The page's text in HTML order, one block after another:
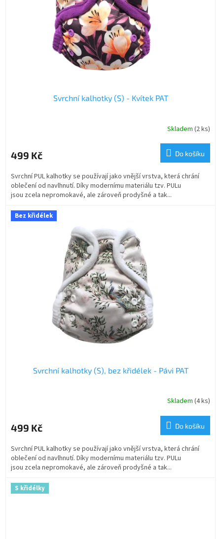
Svrchní kalhotky (S) - Kvítek PAT
Skladem (2 ks)
499 Kč Do košíku
Svrchní PUL kalhotky se používají jako vnější vrstva, která chrání
oblečení od navlhnutí. Díky modernímu materiálu tzv. PULu
jsou zcela nepromokavé, ale zároveň prodyšné a tak...
Bez křidélek
Svrchní kalhotky (S), bez křidélek - Pávi PAT
Skladem (4 ks)
499 Kč Do košíku
Svrchní PUL kalhotky se používají jako vnější vrstva, která chrání
oblečení od navlhnutí. Díky modernímu materiálu tzv. PULu
jsou zcela nepromokavé, ale zároveň prodyšné a tak...
S křidélky